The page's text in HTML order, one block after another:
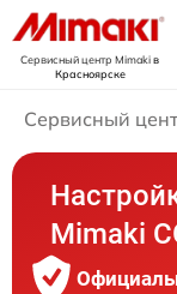
Сервисный центр Mimakiв
Красноярске
Сервисный
Mimaki